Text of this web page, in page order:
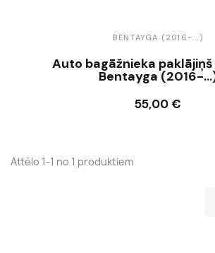
BENTAYGA (2016-...)
Auto bagāžnieka
Bentayga (2016-
55,00 €
Ielikt grozā
Attēlo 1-1 no 1 produktiem